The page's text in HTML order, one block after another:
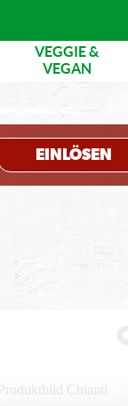
VEGGIE &
VEGAN
EINLÖSEN